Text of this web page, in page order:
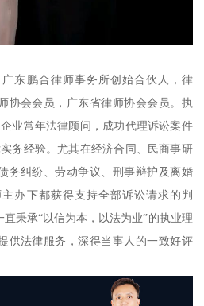
东鹏合律师事务所创始合伙人，律
协会会员，广东省律师协会会员。执
业常年法律顾问，成功代理诉讼案件
务经验。尤其在经济合同、民商事研
务纠纷、劳动争议、刑事辩护及离婚
办下都获得支持全部诉讼请求的判
秉承“以信为本，以法为业”的执业理
供法律服务，深得当事人的一致好评